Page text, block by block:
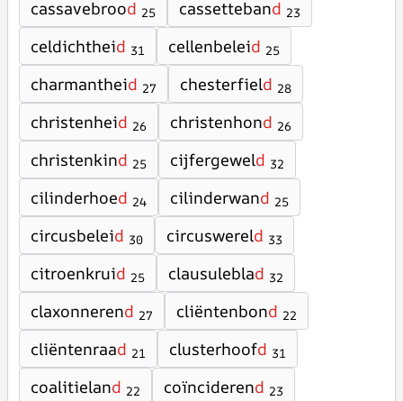
cassavebrood 25 cassetteband 23
celdichtheid 31 cellenbeleid 25
charmantheid 27 chesterfield 28
christenheid 26 christenhond 26
christenkind 25 cijfergeweld 32
cilinderhoed 24 cilinderwand 25
circusbeleid 30 circuswereld 33
citroenkruid 25 clausuleblad 32
claxonnerend 27 cliëntenbond 22
cliëntenraad 21 clusterhoofd 31
coalitieland 22 coïnciderend 23